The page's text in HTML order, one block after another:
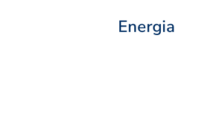
Energia